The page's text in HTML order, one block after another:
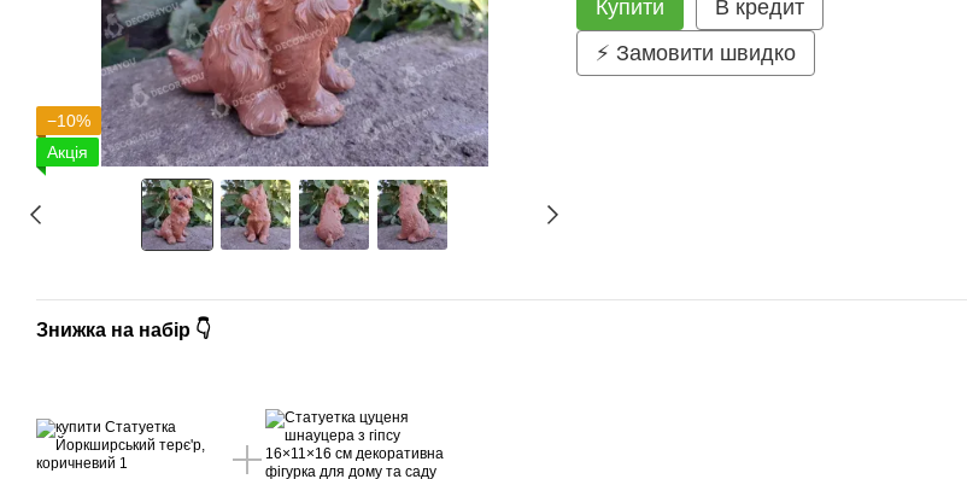
−10%
Акція
Купити
В кредит
⚡ Замовити швидко
Знижка на набір 👇